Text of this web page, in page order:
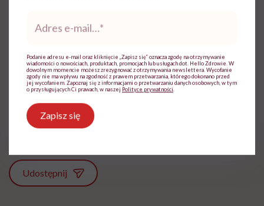
Dziennikarka, filolożka, politolożka,
reportażystka. Pisze, od kiedy pamięta, a w
międzyczasie lubi słuchać i obserwować
innych
Zobacz profil
Udostępnij
mail*
Podanie adresu e-mail oraz kliknięcie „Zapisz się” oznacza zgodę na otrzymywanie
wiadomości o nowościach, produktach, promocjach lub usługach dot. Hello Zdrowie. W
dowolnym momencie możesz zrezygnować z otrzymywania newslettera. Wycofanie
zgody nie ma wpływu na zgodność z prawem przetwarzania, którego dokonano przed
jej wycofaniem. Zapoznaj się z informacjami o przetwarzaniu danych osobowych, w tym
o przysługujących Ci prawach, w naszej Polityce prywatności
Zapisz się